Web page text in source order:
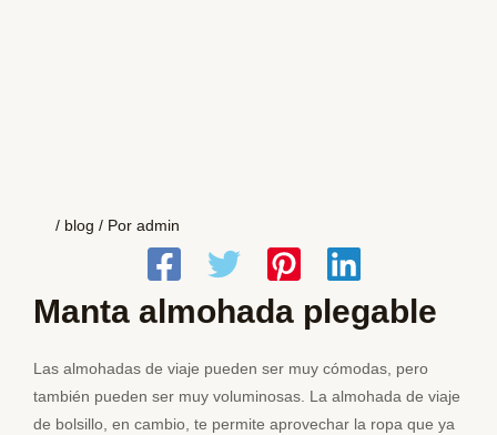
/ blog / Por admin
Manta almohada plegable
Las almohadas de viaje pueden ser muy cómodas, pero
también pueden ser muy voluminosas. La almohada de viaje
de bolsillo, en cambio, te permite aprovechar la ropa que ya